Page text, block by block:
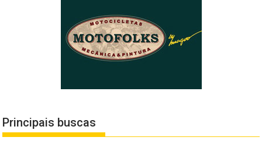
Principais buscas